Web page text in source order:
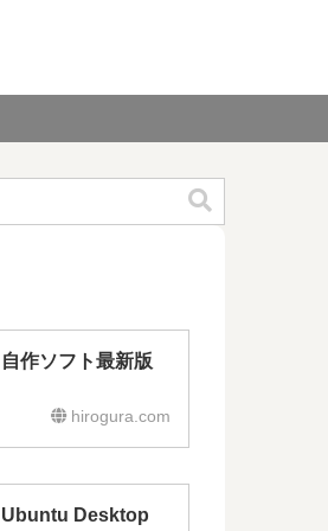
自作ソフト最新版
hirogura.com
Ubuntu Desktop